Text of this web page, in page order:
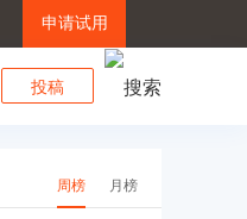
申请试用
投稿
周榜 月榜